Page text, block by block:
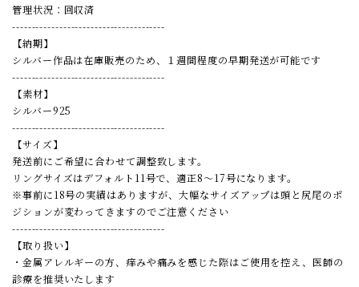
管理状況：回収済
---------------------------------------
【納期】
シルバー作品は在庫販売のため、１週間程度の早期発送が可能です
---------------------------------------
【素材】
シルバー925
---------------------------------------
【サイズ】
発送前にご希望に合わせて調整致します。
リングサイズはデフォルト11号で、適正8〜17号になります。
※事前に18号の実績はありますが、大幅なサイズアップは頭と尻尾のポ
ジションが変わってきますのでご注意ください
---------------------------------------
【取り扱い】
・金属アレルギーの方、痒みや痛みを感じた際はご使用を控え、医師の
診療を推奨いたします